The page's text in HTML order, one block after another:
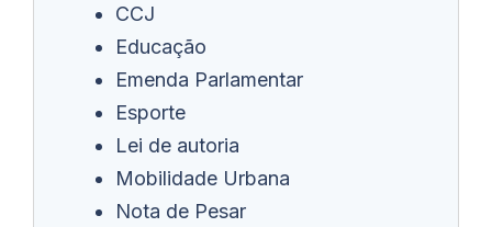
CCJ
Educação
Emenda Parlamentar
Esporte
Lei de autoria
Mobilidade Urbana
Nota de Pesar